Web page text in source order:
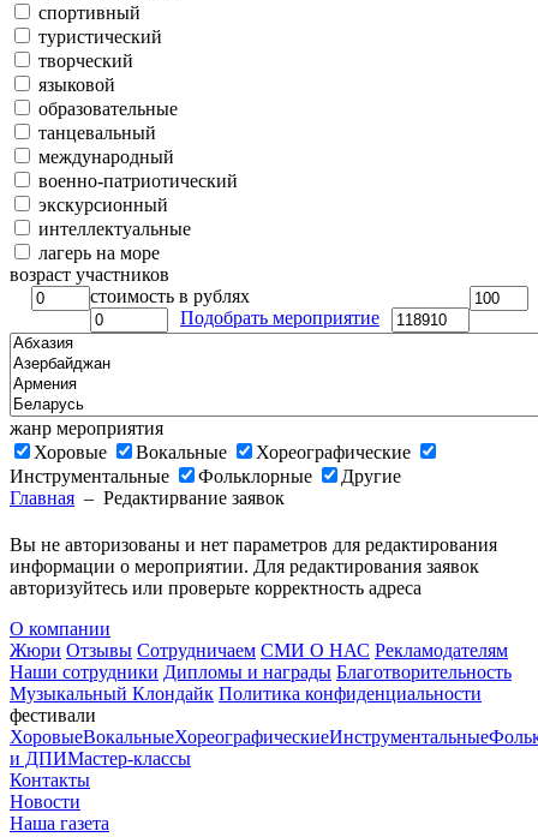
спортивный
туристический
творческий
языковой
образовательные
танцевальный
международный
военно-патриотический
экскурсионный
интеллектуальные
лагерь на море
возраст участников
стоимость в рублях
Подобрать мероприятие
жанр мероприятия
Хоровые
Вокальные
Хореографические
Инструментальные
Фольклорные
Другие
Главная – Редактирвание заявок
Вы не авторизованы и нет параметров для редактирования
информации о мероприятии. Для редактирования заявок
авторизуйтесь или проверьте корректность адреса
О компании
Жюри Отзывы Сотрудничаем СМИ О НАС Рекламодателям
Наши сотрудники Дипломы и награды Благотворительность
Музыкальный Клондайк Политика конфиденциальности
фестивали
ХоровыеВокальныеХореографическиеИнструментальные
и ДПИМастер-классы
Контакты
Новости
Наша газета